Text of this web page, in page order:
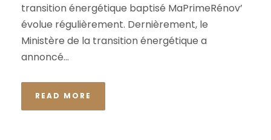
transition énergétique baptisé MaPrimeRénov’
évolue régulièrement. Dernièrement, le
Ministère de la transition énergétique a
annoncé...
READ MORE